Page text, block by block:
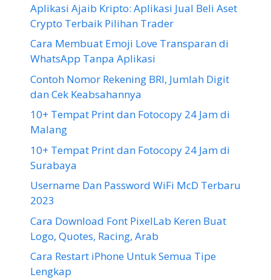
Aplikasi Ajaib Kripto: Aplikasi Jual Beli Aset
Crypto Terbaik Pilihan Trader
Cara Membuat Emoji Love Transparan di
WhatsApp Tanpa Aplikasi
Contoh Nomor Rekening BRI, Jumlah Digit
dan Cek Keabsahannya
10+ Tempat Print dan Fotocopy 24 Jam di
Malang
10+ Tempat Print dan Fotocopy 24 Jam di
Surabaya
Username Dan Password WiFi McD Terbaru
2023
Cara Download Font PixelLab Keren Buat
Logo, Quotes, Racing, Arab
Cara Restart iPhone Untuk Semua Tipe
Lengkap